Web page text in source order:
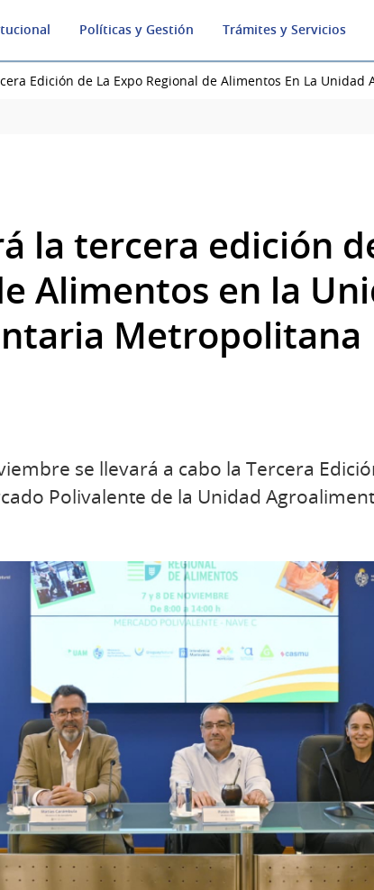
Políticas y Gestión Trámites y Servicios
Edición de La Expo Regional de Alimentos En La
la tercera edición
Alimentos en la
Metropolitana
se llevará a cabo la Tercera
Polivalente de la Unidad